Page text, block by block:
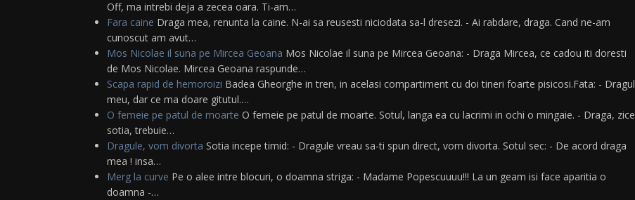
Off, ma intrebi deja a zecea oara. Ti-am…
Fara caine Draga mea, renunta la caine. N-ai sa reusesti niciodata sa-l dresezi. - Ai rabdare, draga. Cand ne-am
cunoscut am avut…
Mos Nicolae il suna pe Mircea Geoana Mos Nicolae il suna pe Mircea Geoana: - Draga Mircea, ce cadou iti doresti
de Mos Nicolae. Mircea Geoana raspunde…
Scapa rapid de hemoroizi Badea Gheorghe in tren, in acelasi compartiment cu doi tineri foarte pisicosi.Fata: - Dragul
meu, dar ce ma doare gitutul.…
O femeie pe patul de moarte O femeie pe patul de moarte. Sotul, langa ea cu lacrimi in ochi o mingaie. - Draga, zice
sotia, trebuie…
Dragule, vom divorta Sotia incepe timid: - Dragule vreau sa-ti spun direct, vom divorta. Sotul sec: - De acord draga
mea ! insa…
Merg la curve Pe o alee intre blocuri, o doamna striga: - Madame Popescuuuu!!! La un geam isi face aparitia o
doamna -…